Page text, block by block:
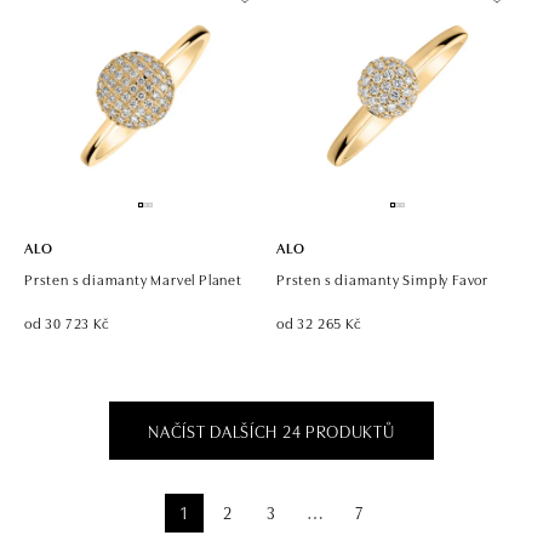
ALO
Prsten s diamanty Marvel Planet
od 30 723 Kč
ALO
Prsten s diamanty Simply Favor
od 32 265 Kč
NAČÍST DALŠÍCH 24 PRODUKTŮ
1 2 3 ⋯ 7